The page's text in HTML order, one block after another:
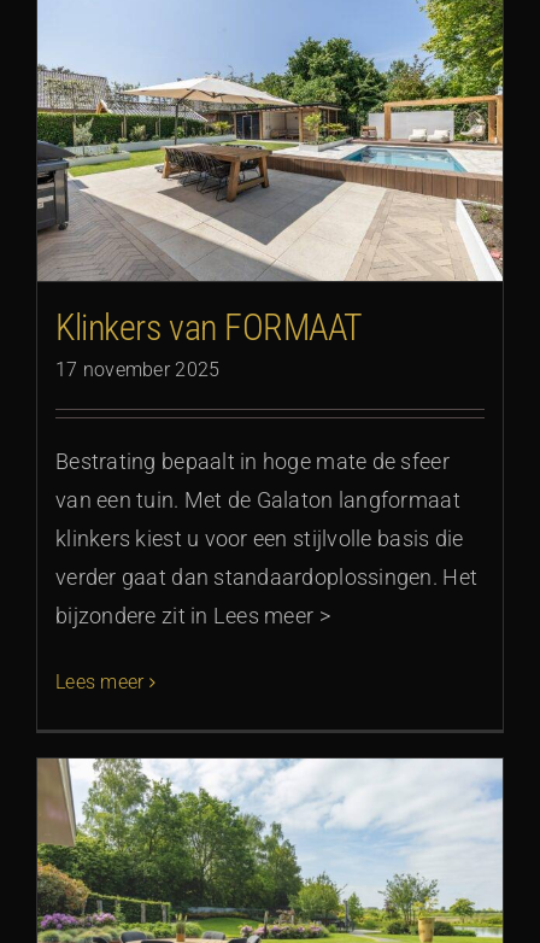
Klinkers van FORMAAT
17 november 2025
Bestrating bepaalt in hoge mate de sfeer
van een tuin. Met de Galaton langformaat
klinkers kiest u voor een stijlvolle basis die
verder gaat dan standaardoplossingen. Het
bijzondere zit in Lees meer >
Lees meer